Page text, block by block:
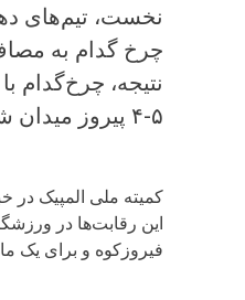
نخست، تیم‌های
چرخ گدام به
نتیجه، چرخ‌گدام با
۵-۴ پیروز میدان شد.
کمیته ملی المپیک در
این رقابت‌ها در
فیروزکوه و برای یک